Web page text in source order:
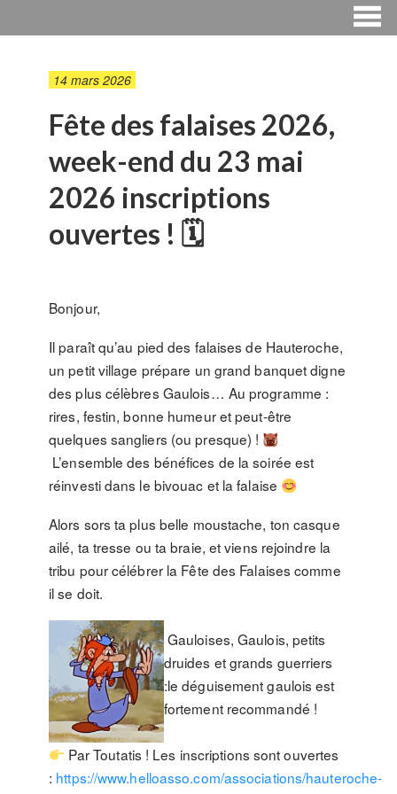
14 mars 2026
Fête des falaises 2026,
week-end du 23 mai
2026 inscriptions
ouvertes ! 🗓
Bonjour,
Il paraît qu’au pied des falaises de Hauteroche,
un petit village prépare un grand banquet digne
des plus célèbres Gaulois… Au programme :
rires, festin, bonne humeur et peut-être
quelques sangliers (ou presque) !
L’ensemble des bénéfices de la soirée est
réinvesti dans le bivouac et la falaise
Alors sors ta plus belle moustache, ton casque
ailé, ta tresse ou ta braie, et viens rejoindre la
tribu pour célébrer la Fête des Falaises comme
il se doit.
Gauloises, Gaulois, petits
druides et grands guerriers
:le déguisement gaulois est
fortement recommandé !
Par Toutatis ! Les inscriptions sont ouvertes
: https://www.helloasso.com/associations/hauteroche-